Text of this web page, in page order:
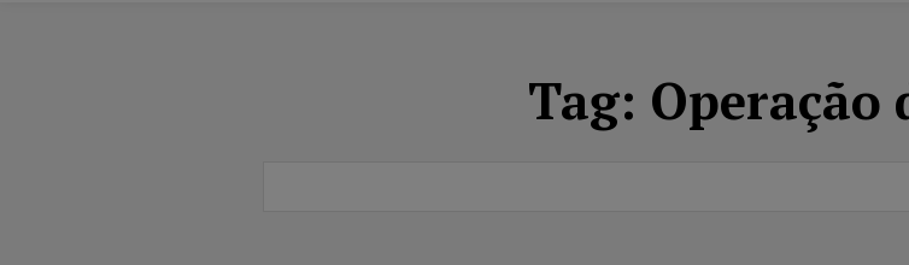
Tag: Operação